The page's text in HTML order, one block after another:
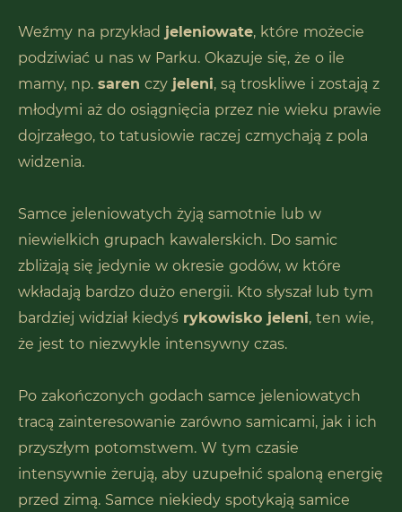
Weźmy na przykład jeleniowate, które możecie
podziwiać u nas w Parku. Okazuje się, że o ile
mamy, np. saren czy jeleni, są troskliwe i zostają z
młodymi aż do osiągnięcia przez nie wieku prawie
dojrzałego, to tatusiowie raczej czmychają z pola
widzenia.
Samce jeleniowatych żyją samotnie lub w
niewielkich grupach kawalerskich. Do samic
zbliżają się jedynie w okresie godów, w które
wkładają bardzo dużo energii. Kto słyszał lub tym
bardziej widział kiedyś rykowisko jeleni, ten wie,
że jest to niezwykle intensywny czas.
Po zakończonych godach samce jeleniowatych
tracą zainteresowanie zarówno samicami, jak i ich
przyszłym potomstwem. W tym czasie
intensywnie żerują, aby uzupełnić spaloną energię
przed zimą. Samce niekiedy spotykają samice